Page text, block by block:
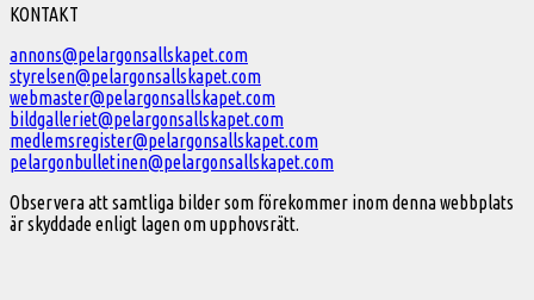
Välkommen
till
Svenska
Pelargonsällskapet
KONTAKT
annons@pelargonsallskapet.com
styrelsen@pelargonsallskapet.com
webmaster@pelargonsallskapet.com
bildgalleriet@pelargonsallskapet.com
medlemsregister@pelargonsallskapet.com
pelargonbulletinen@pelargonsallskapet.com
Observera att samtliga bilder som förekommer inom denna webbplats
är skyddade enligt lagen om upphovsrätt.